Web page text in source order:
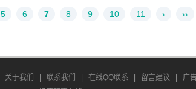
5 6 7 8 9 10 11 › ››
关于我们 联系我们 在线QQ联系 留言建议 广